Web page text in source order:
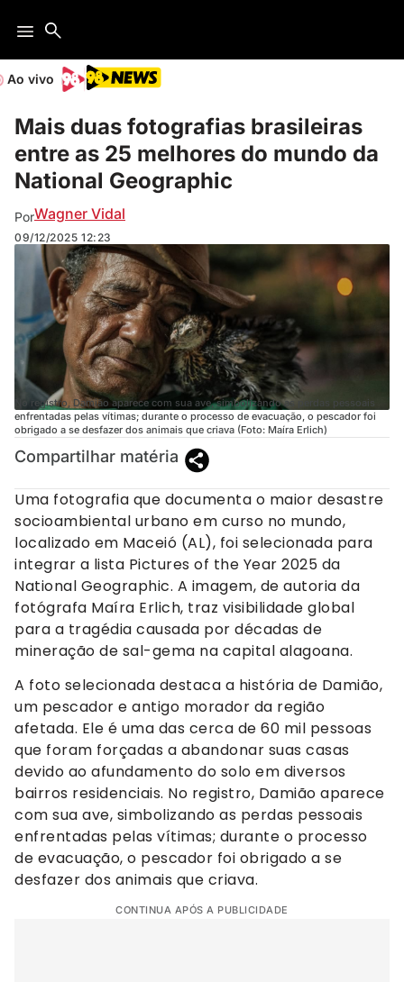
Ao vivo
Mais duas fotografias brasileiras
entre as 25 melhores do mundo da
National Geographic
PorWagner Vidal
09/12/2025 12:23
No registro, Damião aparece com sua ave, simbolizando as perdas pessoais
enfrentadas pelas vítimas; durante o processo de evacuação, o pescador foi
obrigado a se desfazer dos animais que criava (Foto: Maíra Erlich)
Compartilhar matéria
Uma fotografia que documenta o maior desastre
socioambiental urbano em curso no mundo,
localizado em Maceió (AL), foi selecionada para
integrar a lista Pictures of the Year 2025 da
National Geographic. A imagem, de autoria da
fotógrafa Maíra Erlich, traz visibilidade global
para a tragédia causada por décadas de
mineração de sal-gema na capital alagoana.
A foto selecionada destaca a história de Damião,
um pescador e antigo morador da região
afetada. Ele é uma das cerca de 60 mil pessoas
que foram forçadas a abandonar suas casas
devido ao afundamento do solo em diversos
bairros residenciais. No registro, Damião aparece
com sua ave, simbolizando as perdas pessoais
enfrentadas pelas vítimas; durante o processo
de evacuação, o pescador foi obrigado a se
desfazer dos animais que criava.
CONTINUA APÓS A PUBLICIDADE